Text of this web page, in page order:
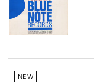
NEW